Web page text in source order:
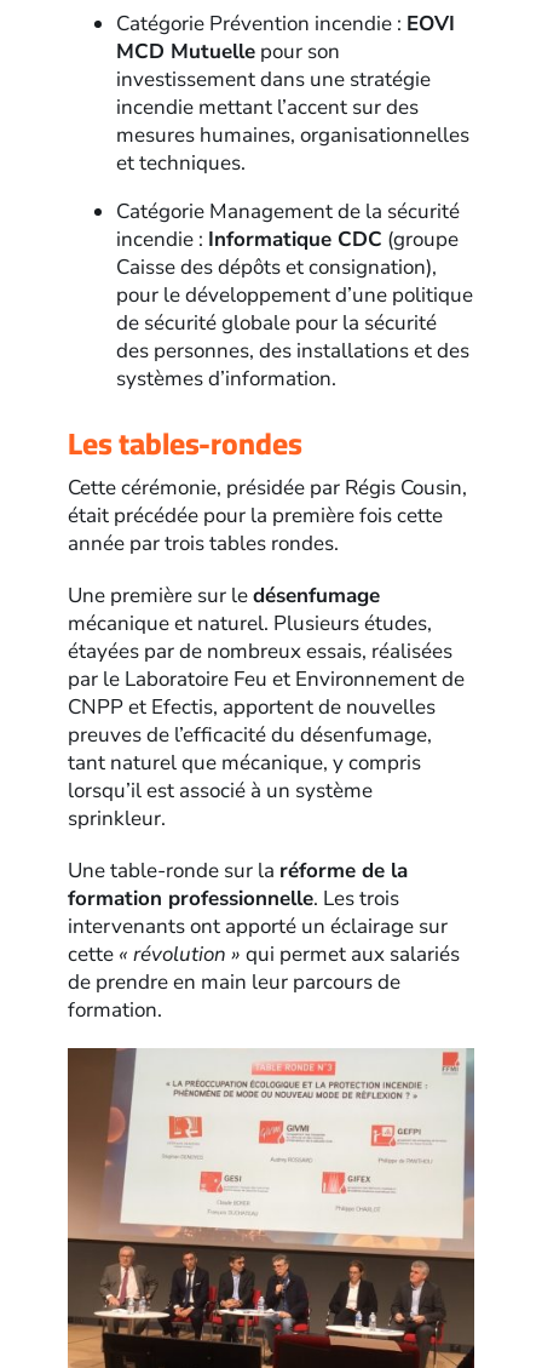
Catégorie Prévention incendie : EOVI
MCD Mutuelle pour son
investissement dans une stratégie
incendie mettant l’accent sur des
mesures humaines, organisationnelles
et techniques.
Catégorie Management de la sécurité
incendie : Informatique CDC (groupe
Caisse des dépôts et consignation),
pour le développement d’une politique
de sécurité globale pour la sécurité
des personnes, des installations et des
systèmes d’information.
Les tables-rondes
Cette cérémonie, présidée par Régis Cousin,
était précédée pour la première fois cette
année par trois tables rondes.
Une première sur ledésenfumage
mécanique et naturel. Plusieurs études,
étayées par de nombreux essais, réalisées
par le Laboratoire Feu et Environnement de
CNPP et Efectis, apportent de nouvelles
preuves de l’efficacité du désenfumage,
tant naturel que mécanique, y compris
lorsqu’il est associé à un système
sprinkleur.
Une table-ronde sur la réforme de la
formation professionnelle. Les trois
intervenants ont apporté un éclairage sur
cette « révolution » qui permet aux salariés
de prendre en main leur parcours de
formation.